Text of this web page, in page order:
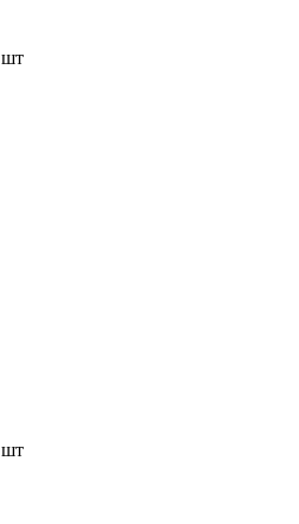
шт
шт